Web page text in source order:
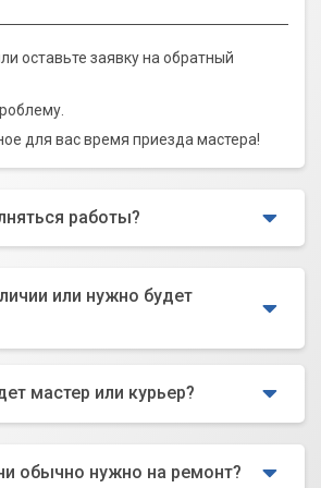
оставьте заявку на обратный
для вас время приезда мастера!
работы?
или нужно будет
мастер или курьер?
обычно нужно на ремонт?